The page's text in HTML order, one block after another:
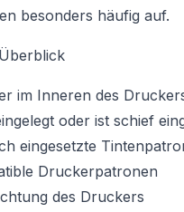
besonders häufig auf.
im Inneren des
oder ist schief
eingesetzte
Druckerpatronen
des Druckers